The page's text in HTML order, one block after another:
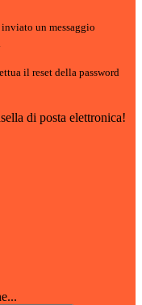
inviato un messaggio
il reset della password
di posta elettronica!